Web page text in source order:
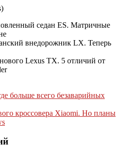
седан ES. Матричные
внедорожник LX. Теперь
Lexus ТХ. 5 отличий от
больше всего безаварийных
кроссовера Xiaomi. Но планы